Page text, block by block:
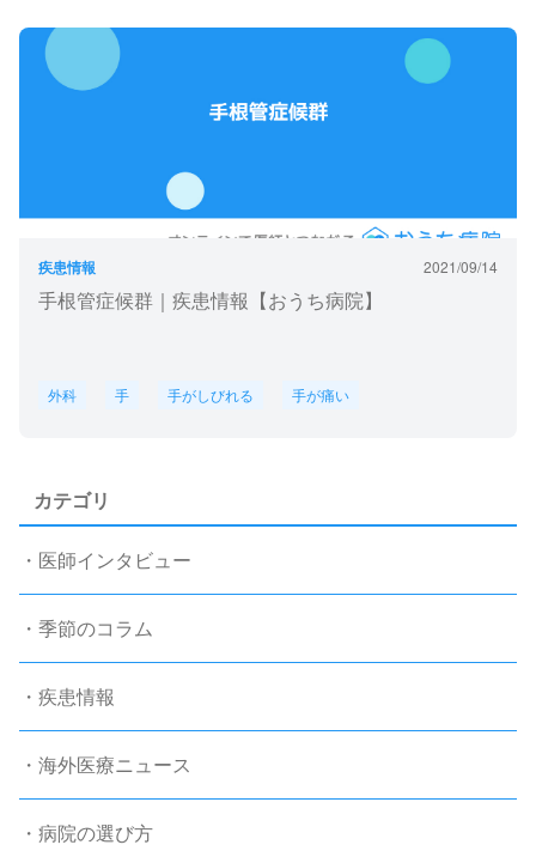
疾患情報 2021/09/14
手根管症候群｜疾患情報【おうち病院】
外科 手 手がしびれる 手が痛い
カテゴリ
・医師インタビュー
・季節のコラム
・疾患情報
・海外医療ニュース
・病院の選び方